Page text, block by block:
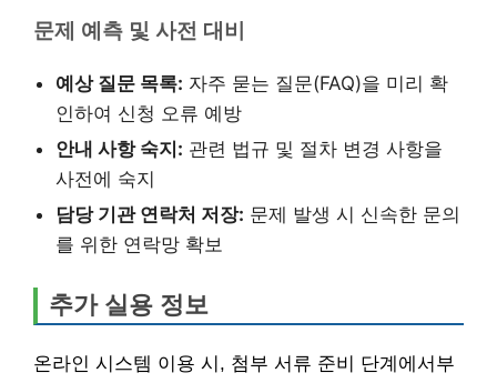
문제 예측 및 사전 대비
예상 질문 목록: 자주 묻는 질문(FAQ)을 미리 확
인하여 신청 오류 예방
안내 사항 숙지: 관련 법규 및 절차 변경 사항을
사전에 숙지
담당 기관 연락처 저장: 문제 발생 시 신속한 문의
를 위한 연락망 확보
추가 실용 정보
온라인 시스템 이용 시, 첨부 서류 준비 단계에서부